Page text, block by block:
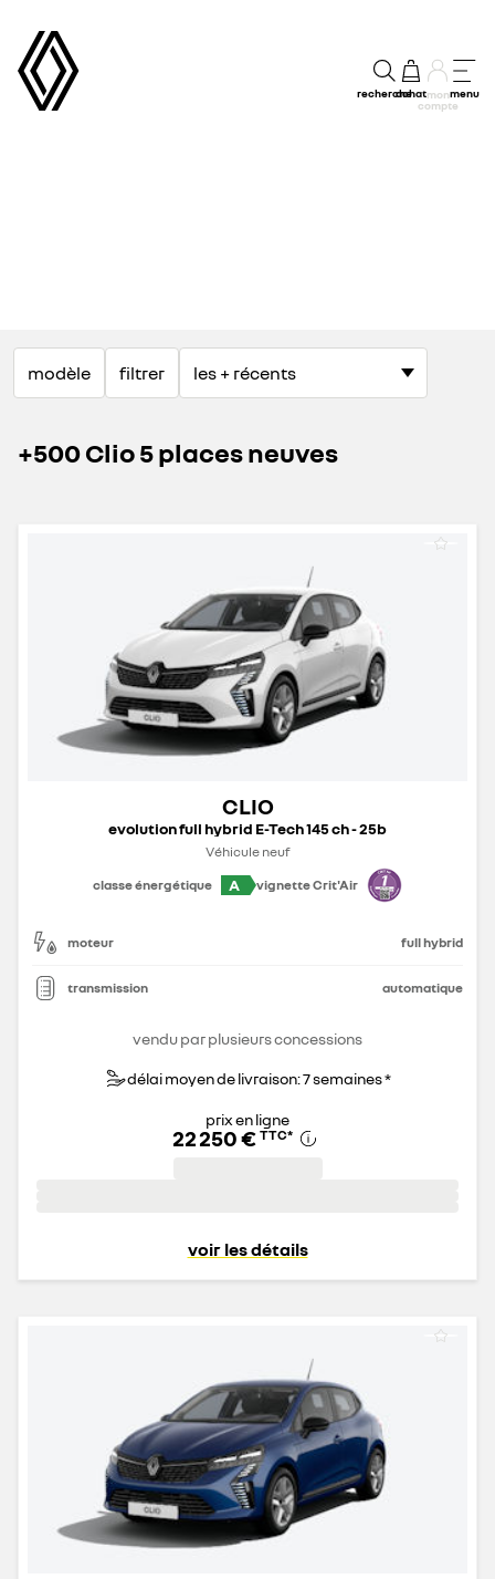
rechercheachatmon
compte
menu
modèle filtrer
+500 Clio 5 places neuves
CLIO
evolution full hybrid E-Tech 145 ch - 25b
Véhicule neuf
classe énergétique
A vignette Crit'Air
moteur full hybrid
transmission automatique
vendu par plusieurs concessions
délai moyen de livraison: 7 semaines *
prix en ligne
22 250 € TTC*
voir les détails